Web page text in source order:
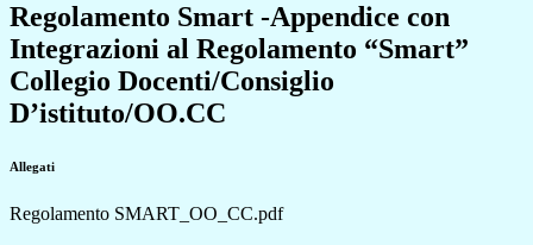
Regolamento Smart -Appendice con
Integrazioni al Regolamento “Smart”
Collegio Docenti/Consiglio
D’istituto/OO.CC
Allegati
Regolamento SMART_OO_CC.pdf